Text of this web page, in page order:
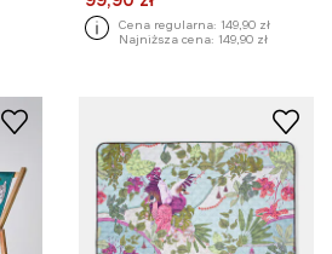
Cena regularna: 149,90 zł
Najniższa cena: 149,90 zł